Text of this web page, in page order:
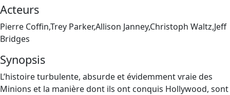
Acteurs
Pierre Coffin,Trey Parker,Allison Janney,Christoph Waltz,Jeff
Bridges
Synopsis
L’histoire turbulente, absurde et évidemment vraie des
Minions et la manière dont ils ont conquis Hollywood, sont